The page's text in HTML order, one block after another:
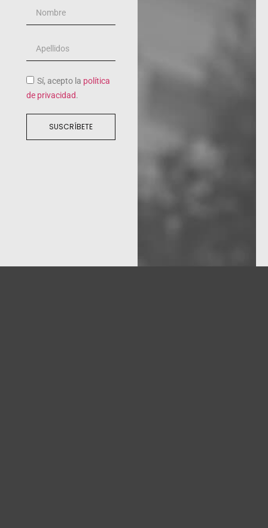
Sí, acepto la política
de privacidad.
SUSCRÍBETE